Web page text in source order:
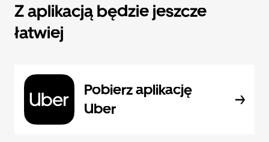
Z aplikacją będzie jeszcze
łatwiej
Pobierz aplikację
Uber